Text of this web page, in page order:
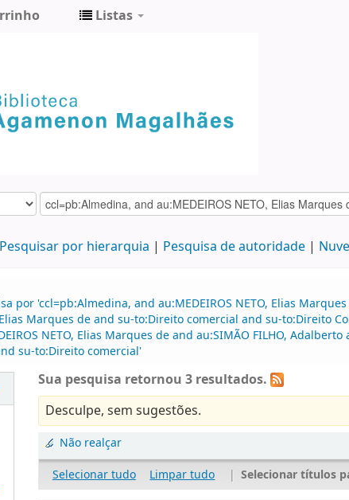
Listas
Pesquisar por hierarquia Pesquisa de autoridade
por 'ccl=pb:Almedina, and au:MEDEIROS NETO, Elias
Elias Marques de and su-to:Direito comercial and su-to:Direito
NETO, Elias Marques de and au:SIMÃO FILHO,
su-to:Direito comercial'
Sua pesquisa retornou 3 resultados.
Desculpe, sem sugestões.
Não realçar
Selecionar tudo
Limpar tudo | Selecionar títulos